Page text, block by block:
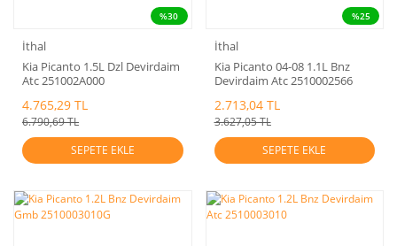
%30
İthal
Kia Picanto 1.5L Dzl Devirdaim
Atc 251002A000
4.765,29 TL
6.790,69 TL
SEPETE EKLE
%25
İthal
Kia Picanto 04-08 1.1L Bnz
Devirdaim Atc 2510002566
2.713,04 TL
3.627,05 TL
SEPETE EKLE